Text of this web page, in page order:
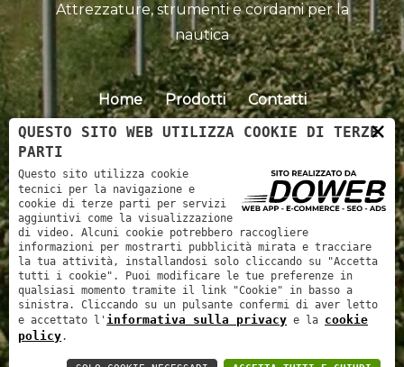
Attrezzature, strumenti e cordami per la
nautica
Home Prodotti Contatti
Barabandi Cordami srl - P.IVA: 00773570239 -
REA VR 156904 - Cap. soc. 50.000 EUR
Privacy policy-Realizzazione siti web verona
×
QUESTO SITO WEB UTILIZZA COOKIE DI TERZE
PARTI
Questo sito utilizza cookie
tecnici per la navigazione e
cookie di terze parti per servizi
aggiuntivi come la visualizzazione
di video. Alcuni cookie potrebbero raccogliere
informazioni per mostrarti pubblicità mirata e tracciare
la tua attività, installandosi solo cliccando su "Accetta
tutti i cookie". Puoi modificare le tue preferenze in
qualsiasi momento tramite il link "Cookie" in basso a
sinistra. Cliccando su un pulsante confermi di aver letto
e accettato l' informativa sulla privacy e la cookie
policy.